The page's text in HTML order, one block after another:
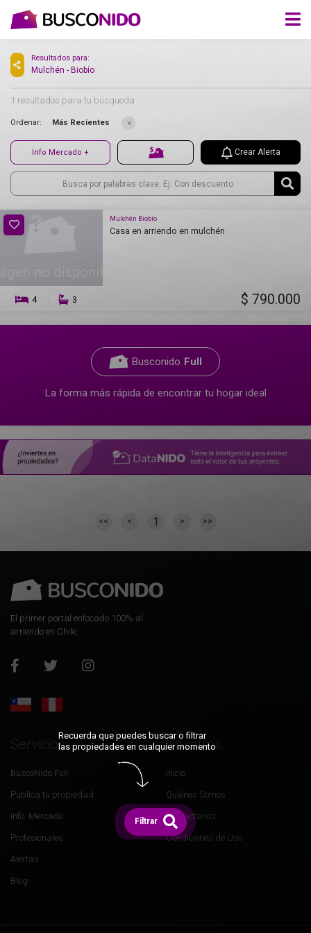
Resultados para:
Mulchén - Biobío
1 resultados para tu búsqueda
Ordenar: Más Recientes
Info Mercado + Crear Alerta
Mulchén Biobío
Casa en arriendo en mulchén
4 3 $ 790.000
Busconido Full
La forma más rápida de encontrar tu hogar ideal
<< < 1 > >>
El primer portal enfocado 100% al
arriendo en Chile.
Servicios
BuscoNido Full
Publica tu propiedad
Info. Mercado
Profesionales
Alertas
Blog
Nosotros
Inicio
Quiénes Somos
Contáctanos
Condiciones de Uso
Recuerda que puedes buscar o filtrar
las propiedades en cualquier momento
Filtrar